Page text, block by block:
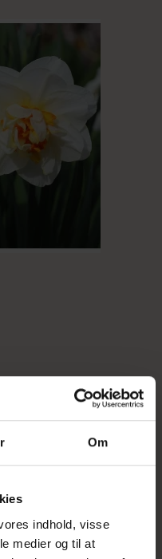
Om
indhold, visse
medier og til at